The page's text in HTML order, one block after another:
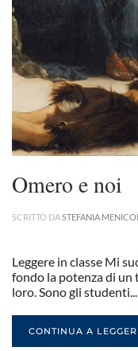
Omero e noi
SCRITTO DASTEFANIA
Leggere in classe Mi
fondo la potenza di un
loro. Sono gli studenti...
CONTINUA A